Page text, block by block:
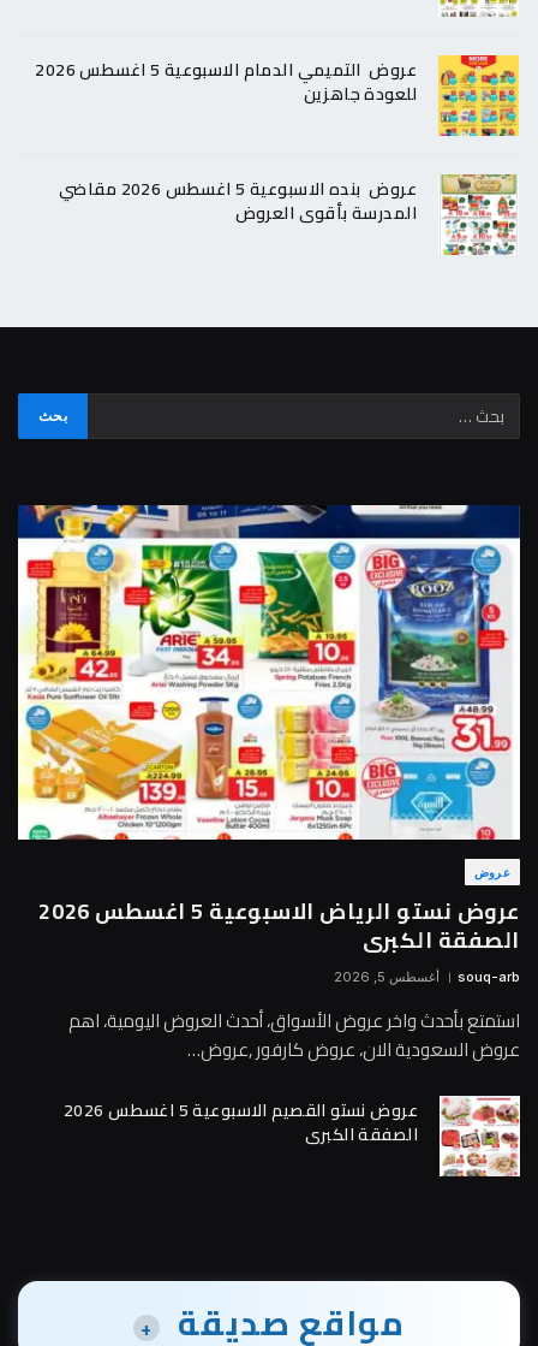
عروض التميمي الدمام الاسبوعية 5 اغسطس 2026
للعودة جاهزين
عروض بنده الاسبوعية 5 اغسطس 2026 مقاضي
المدرسة بأقوى العروض
عروض
عروض نستو الرياض الاسبوعية 5 اغسطس 2026
الصفقة الكبرى
souq-arb أغسطس 5, 2026
استمتع بأحدث واخر عروض الأسواق، أحدث العروض اليومية، اهم
عروض السعودية الان، عروض كارفور ,عروض…
عروض نستو القصيم الاسبوعية 5 اغسطس 2026
الصفقة الكبرى
مواقع صديقة +